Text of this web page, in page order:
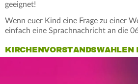
geeignet!
Wenn euer Kind eine Frage zu einer
einfach eine Sprachnachricht an die
KIRCHENVORSTANDSWAHLEN